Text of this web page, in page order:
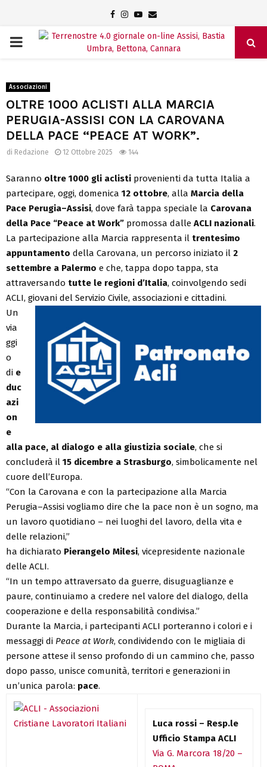
Facebook
Instagram
Youtube
Email
PRIMARY
Associazioni
OLTRE 1000 ACLISTI ALLA MARCIA
PERUGIA-ASSISI CON LA CAROVANA
DELLA PACE “PEACE AT WORK”.
di Redazione 12 Ottobre 2025 144
Saranno oltre 1000 gli aclisti provenienti da tutta Italia a
partecipare, oggi, domenica 12 ottobre, alla Marcia della
Pace Perugia–Assisi, dove farà tappa speciale la Carovana
della Pace “Peace at Work” promossa dalle ACLI nazionali.
La partecipazione alla Marcia rappresenta il trentesimo
appuntamento della Carovana, un percorso iniziato il 2
settembre a Palermo e che, tappa dopo tappa, sta
attraversando tutte le regioni d’Italia, coinvolgendo sedi
ACLI, giovani del Servizio Civile, associazioni e cittadini.
Un
via
ggi
o
di e
duc
azi
on
e
alla pace, al dialogo e alla giustizia sociale, che si
concluderà il 15 dicembre a Strasburgo, simbolicamente nel
cuore dell’Europa.
“Con la Carovana e con la partecipazione alla Marcia
Perugia–Assisi vogliamo dire che la pace non è un sogno, ma
un lavoro quotidiano – nei luoghi del lavoro, della vita e
delle relazioni,”
ha dichiarato Pierangelo Milesi, vicepresidente nazionale
delle ACLI.
“In un tempo attraversato da guerre, disuguaglianze e
paure, continuiamo a credere nel valore del dialogo, della
cooperazione e della responsabilità condivisa.”
Durante la Marcia, i partecipanti ACLI porteranno i colori e i
messaggi di Peace at Work, condividendo con le migliaia di
persone attese il senso profondo di un cammino che, passo
dopo passo, unisce comunità, territori e generazioni in
un’unica parola: pace.
Luca rossi – Resp.le
Ufficio Stampa ACLI
Via G. Marcora 18/20 –